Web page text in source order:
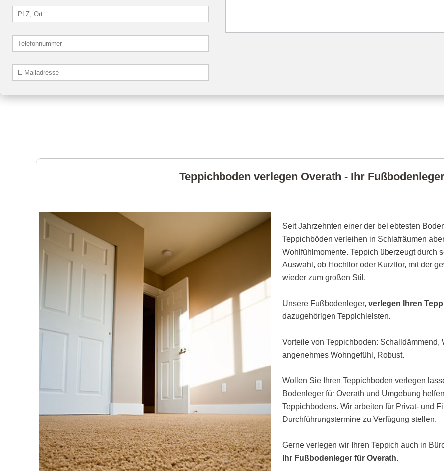
Teppichboden verlegen Overath - Ihr
Seit Jahrzehnten einer der beliebtesten
Teppichböden verleihen in Schlafräumen
Wohlfühlmomente. Teppich überzeugt durch
Auswahl, ob Hochflor oder Kurzflor, mit der
wieder zum großen Stil.
Unsere Fußbodenleger,verlegen Ihren
dazugehörigen Teppichleisten.
Vorteile von Teppichboden:
angenehmes Wohngefühl, Robust.
Wollen Sie Ihren Teppichboden verlegen
Bodenleger für Overath und Umgebung
Teppichbodens. Wir arbeiten für Privat- und
Durchführungstermine zu Verfügung stellen.
Gerne verlegen wir Ihren Teppich auch in
Ihr Fußbodenleger für Overath.